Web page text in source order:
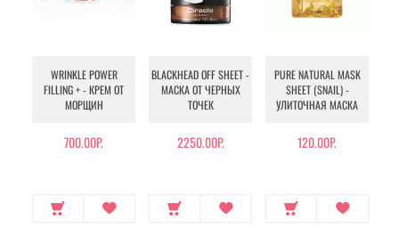
WRINKLE POWER
FILLING + - КРЕМ ОТ
МОРЩИН
700.00Р.
BLACKHEAD OFF SHEET -
МАСКА ОТ ЧЕРНЫХ
ТОЧЕК
2250.00Р.
PURE NATURAL MASK
SHEET (SNAIL) -
УЛИТОЧНАЯ МАСКА
120.00Р.